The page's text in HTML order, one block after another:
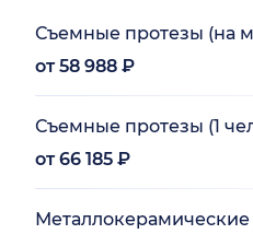
Съемные протезы (на
от 58 988 ₽
Съемные протезы (1
от 66 185 ₽